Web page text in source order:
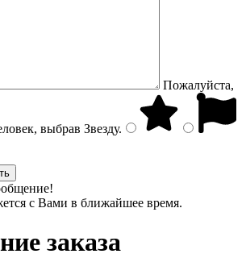
Пожалуйста,
выбрав Звезду.
с Вами в ближайшее время.
заказа